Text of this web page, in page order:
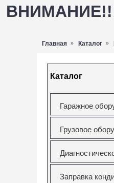
ВНИМАНИЕ!!!
Главная Каталог
Каталог
Гаражное
Грузовое
Заправка